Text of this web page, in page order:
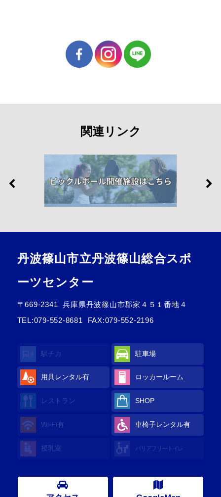
関連リンク
丹波篠山市立丹波篠山総合スポ
ーツセンター
〒669-2341
兵庫県丹波篠山市郡家４５１番地４
TEL:079-552-8681 FAX:079-552-2196
駅チカ 駐車場
用具レンタル有 ロッカールーム
レストラン SHOP
Wi-Fi有 車椅子レンタル有
授乳室 バリアフリートイレ